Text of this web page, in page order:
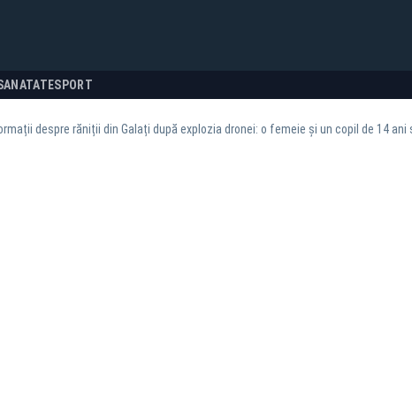
SPORT
despre răniții din Galați după explozia dronei: o femeie și un copil de 14